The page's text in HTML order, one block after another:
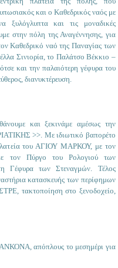
και ο Καθεδρικός ναός με
ξυλόγλυπτα και τις μοναδικές
στην πόλη της Αναγέννησης, για
Καθεδρικό ναό της Παναγίας των
Σινιορία, το Παλάτσο Βέκκιο –
και την παλαιότερη γέφυρα του
διανυκτέρευση.
και ξεκινάμε αμέσως την
>>. Με ιδιωτικό βαπορέτο
του ΑΓΙΟΥ ΜΑΡΚΟΥ, με τον
τον Πύργο του Ρολογιού των
Γέφυρα των Στεναγμών. Τέλος
κατασκευής των περίφημων
τακτοποίηση στο ξενοδοχείο,
απόπλους το μεσημέρι για